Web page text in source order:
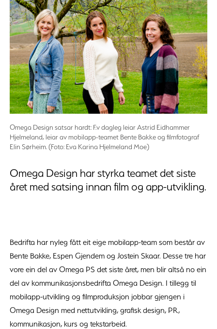
Omega Design satsar hardt: F.v dagleg leiar Astrid Eidhammer
Hjelmeland, leiar av mobilapp-teamet Bente Bakke og filmfotograf
Elin Sørheim. (Foto: Eva Karina Hjelmeland Moe)
Omega Design har styrka teamet det siste
året med satsing innan film og app-utvikling.
Bedrifta har nyleg fått eit eige mobilapp-team som består av
Bente Bakke, Espen Gjendem og Jostein Skaar. Desse tre har
vore ein del av Omega PS det siste året, men blir altså no ein
del av kommunikasjonsbedrifta Omega Design. I tillegg til
mobilapp-utvikling og filmproduksjon jobbar gjengen i
Omega Design med nettutvikling, grafisk design, PR,
kommunikasjon, kurs og tekstarbeid.